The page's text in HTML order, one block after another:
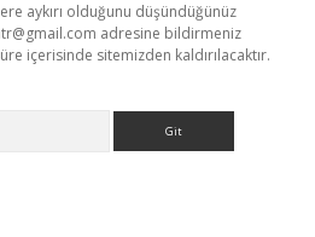
aykırı olduğunu düşündüğünüz
adresine bildirmeniz
içerisinde sitemizden kaldırılacaktır.